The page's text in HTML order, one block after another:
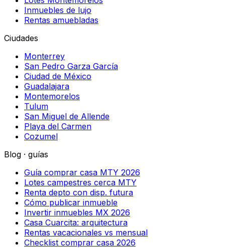
Inmuebles de lujo
Rentas amuebladas
Ciudades
Monterrey
San Pedro Garza García
Ciudad de México
Guadalajara
Montemorelos
Tulum
San Miguel de Allende
Playa del Carmen
Cozumel
Blog · guías
Guía comprar casa MTY 2026
Lotes campestres cerca MTY
Renta depto con disp. futura
Cómo publicar inmueble
Invertir inmuebles MX 2026
Casa Cuarcita: arquitectura
Rentas vacacionales vs mensual
Checklist comprar casa 2026